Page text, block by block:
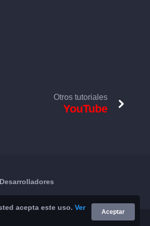
Otros tutoriales
YouTube
Desarrolladores
acepta este uso. Ver
Aceptar